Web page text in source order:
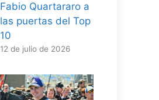
Fabio Quartararo a
las puertas del Top
10
12 de julio de 2026